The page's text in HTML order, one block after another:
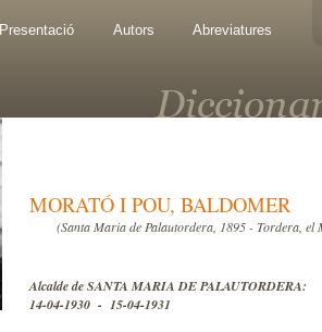
Presentació Autors Abreviatures
MORATÓ I POU, BALDOMER
(Santa Maria de Palautordera, 1895 - Tordera, el
Alcalde de SANTA MARIA DE PALAUTORDERA:
14-04-1930 - 15-04-1931